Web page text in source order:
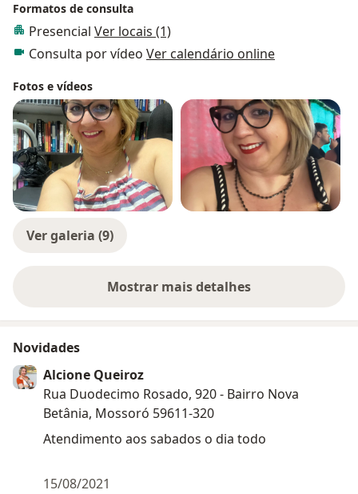
Formatos de consulta
Presencial Ver locais (1)
Consulta por vídeo Ver calendário online
Fotos e vídeos
Ver galeria (9)
Mostrar mais detalhes
sobre a experiência
Novidades
Alcione Queiroz
Rua Duodecimo Rosado, 920 - Bairro Nova
Betânia, Mossoró 59611-320
Atendimento aos sabados o dia todo
15/08/2021